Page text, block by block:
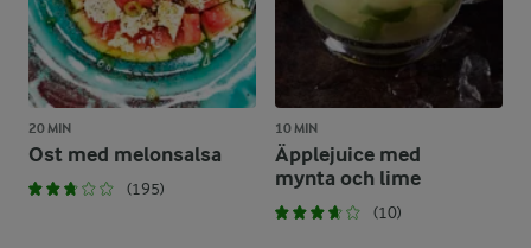
20 MIN
Ost med melonsalsa
(195)
10 MIN
Äpplejuice med
mynta och lime
(10)